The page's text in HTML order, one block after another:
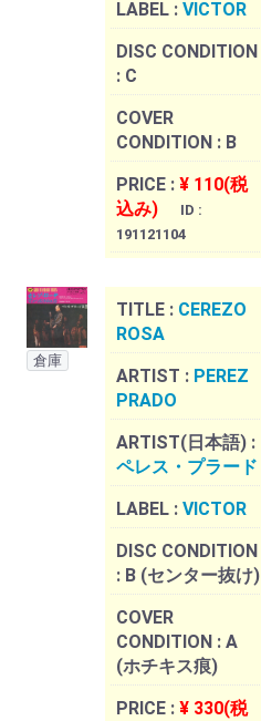
LABEL : VICTOR
DISC CONDITION
: C
COVER
CONDITION : B
PRICE : ¥ 110(税
込み)
ID :
191121104
倉庫
TITLE : CEREZO
ROSA
ARTIST : PEREZ
PRADO
ARTIST(日本語) :
ペレス・プラード
LABEL : VICTOR
DISC CONDITION
: B (センター抜け)
COVER
CONDITION : A
(ホチキス痕)
PRICE : ¥ 330(税